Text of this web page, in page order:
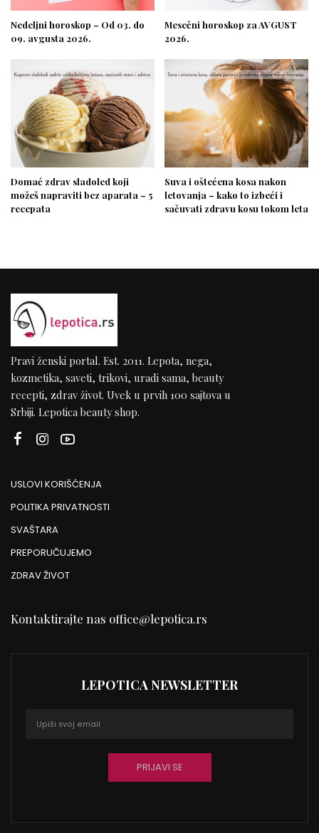
Nedeljni horoskop – Od 03. do
09. avgusta 2026.
Mesečni horoskop za AVGUST
2026.
Domać zdrav sladoled koji
možeš napraviti bez aparata – 5
recepata
Suva i oštećena kosa nakon
letovanja – kako to izbeći i
sačuvati zdravu kosu tokom leta
Pravi ženski portal. Est. 2011. Lepota, nega,
kozmetika, saveti, trikovi, uradi sama, beauty
recepti, zdrav život. Uvek u prvih 100 sajtova u
Srbiji. Lepotica beauty shop.
USLOVI KORIŠĆENJA
POLITIKA PRIVATNOSTI
SVAŠTARA
PREPORUČUJEMO
ZDRAV ŽIVOT
Kontaktirajte nas office@lepotica.rs
LEPOTICA NEWSLETTER